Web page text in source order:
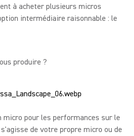
à acheter plusieurs micros
intermédiaire raisonnable : le
produire ?
micro pour les performances sur le
de votre propre micro ou de